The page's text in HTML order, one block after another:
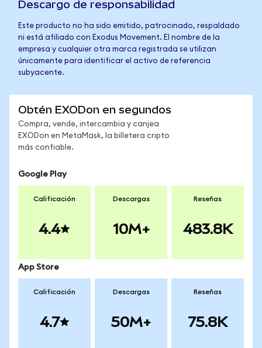
Descargo de responsabilidad
Este producto no ha sido emitido, patrocinado, respaldado
ni está afiliado con Exodus Movement. El nombre de la
empresa y cualquier otra marca registrada se utilizan
únicamente para identificar el activo de referencia
subyacente.
Obtén EXODon en segundos
Compra, vende, intercambia y canjea
EXODon en MetaMask, la billetera cripto
más confiable.
Google Play
Calificación
4.4
Descargas
10M+
Reseñas
483.8K
App Store
Calificación
4.7
Descargas
50M+
Reseñas
75.8K